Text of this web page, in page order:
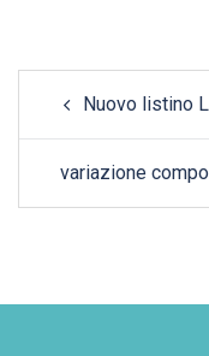
navigationNuovo listino
variazione